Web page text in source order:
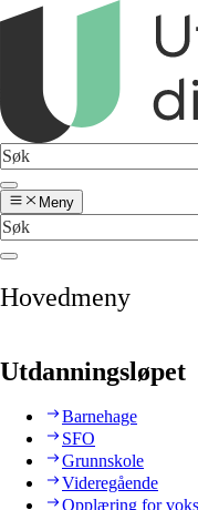
Meny
Hovedmeny
Utdanningsløpet
Barnehage
SFO
Grunnskole
Videregående
Opplæring for